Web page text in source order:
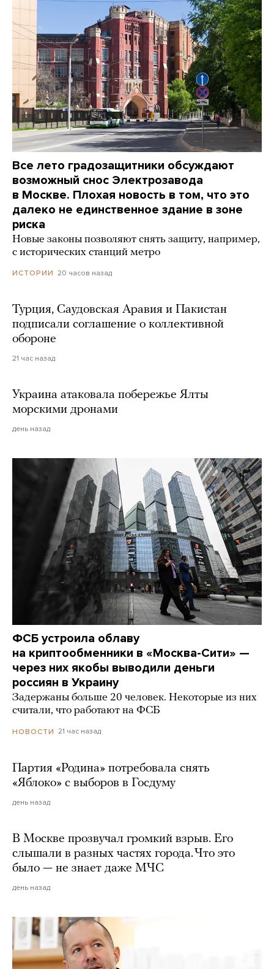
Все лето градозащитники обсуждают
возможный снос Электрозавода
в Москве. Плохая новость в том, что это
далеко не единственное здание в зоне
риска
Новые законы позволяют снять защиту, например,
с исторических станций метро
ИСТОРИИ 20 часов назад
Турция, Саудовская Аравия и Пакистан
подписали соглашение о коллективной
обороне
21 час назад
Украина атаковала побережье Ялты
морскими дронами
день назад
ФСБ устроила облаву
на криптообменники в «Москва-Сити» —
через них якобы выводили деньги
россиян в Украину
Задержаны больше 20 человек. Некоторые из них
считали, что работают на ФСБ
НОВОСТИ 21 час назад
Партия «Родина» потребовала снять
«Яблоко» с выборов в Госдуму
день назад
В Москве прозвучал громкий взрыв. Его
слышали в разных частях города. Что это
было — не знает даже МЧС
день назад